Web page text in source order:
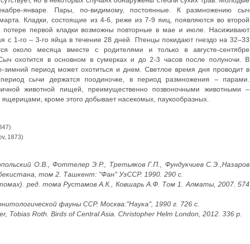
январе. Пары, по-видимому, постоянные. К размножению сыч
Кладки, состоящие из 4-6, реже из 7-9 яиц, появляются во второй
первой кладки возможны повторные в мае и июле. Насиживают
с 1-го – 3-го яйца в течение 28 дней. Птенцы покидают гнездо на 32–33
около месяца вместе с родителями и только в августе-сентябре
охотится в основном в сумерках и до 2-3 часов после полуночи. В
зимний период может охотиться и днем. Светлое время дня проводит в
сычи держатся поодиночке, в период размножения – парами.
животной пищей, преимущественно позвоночными животными –
кроме этого добывает насекомых, паукообразных.
1873)
О.В., Фоттелер Э.Р., Третьяков Г.П., Фундукчиев С.Э.,Назаров
том 2. Ташкент: "Фан" УзССР. 1990. 290 с.
ред. тома Рустамов А.К., Ковшарь А.Ф. Том 1. Алматы, 2007. 574
фауны ССР. Москва:"Наука", 1990 г. 726 с.
Tobias Roth. Birds of Central Asia. Christopher Helm London, 2012. 336 p.